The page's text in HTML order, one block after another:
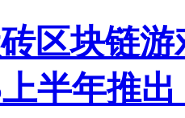
区块链
半年推出